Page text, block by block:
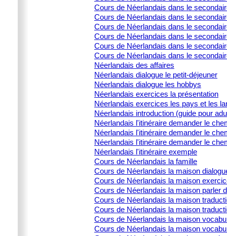
Cours de Néerlandais dans le
Cours de Néerlandais dans le
Cours de Néerlandais dans le
Cours de Néerlandais dans le
Cours de Néerlandais dans le
Cours de Néerlandais dans le
Néerlandais des affaires
Néerlandais dialogue le petit-déjeuner
Néerlandais dialogue les hobbys
Néerlandais exercices la présentation
Néerlandais exercices les pays et les
Néerlandais introduction (guide pour
Néerlandais l'itinéraire demander le
Néerlandais l'itinéraire demander le
Néerlandais l'itinéraire demander le
Néerlandais l'itinéraire exemple
Cours de Néerlandais la famille
Cours de Néerlandais la maison
Cours de Néerlandais la maison
Cours de Néerlandais la maison parler
Cours de Néerlandais la maison
Cours de Néerlandais la maison
Cours de Néerlandais la maison
Cours de Néerlandais la maison